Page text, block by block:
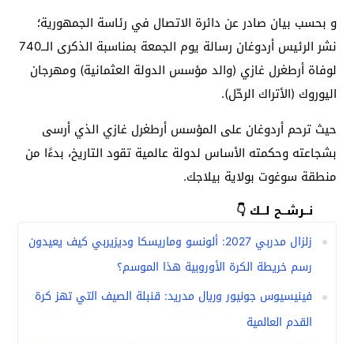
و بحسب بيان صادر عن دائرة الاتصال في رئاسة الجمهورية؛
نشر الرئيس أردوغان رسالة يوم الجمعة بمناسبة الذكرى الــ740
لوفاة أرطغرل غازي (والد مؤسس الدولة العثمانية) ومهرجان
اليوروك (الأتراك الرحّل).
حيث ترحم أردوغان على المؤسس أرطغرل غازي الذي أرسى
بشجاعته وحكمته الأساس لدولة عالمية تقود التاريخ، بدءًا من
منطقة سوغوت بولاية بيلاجك.
نــرشــح لــك 👇
زلزال مدربي 2027: ألونسو وماريسكا وديزيربي كيف يعيدون
رسم خريطة الكرة الأوروبية هذا الموسم؟
فينيسيوس جونيور وريال مدريد: قنبلة الصيف التي تهز كرة
القدم العالمية